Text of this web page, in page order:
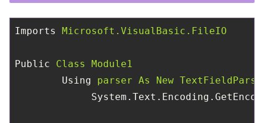
Imports Microsoft.VisualBasic.FileIO
Public
Class Module1
Using
parser As New